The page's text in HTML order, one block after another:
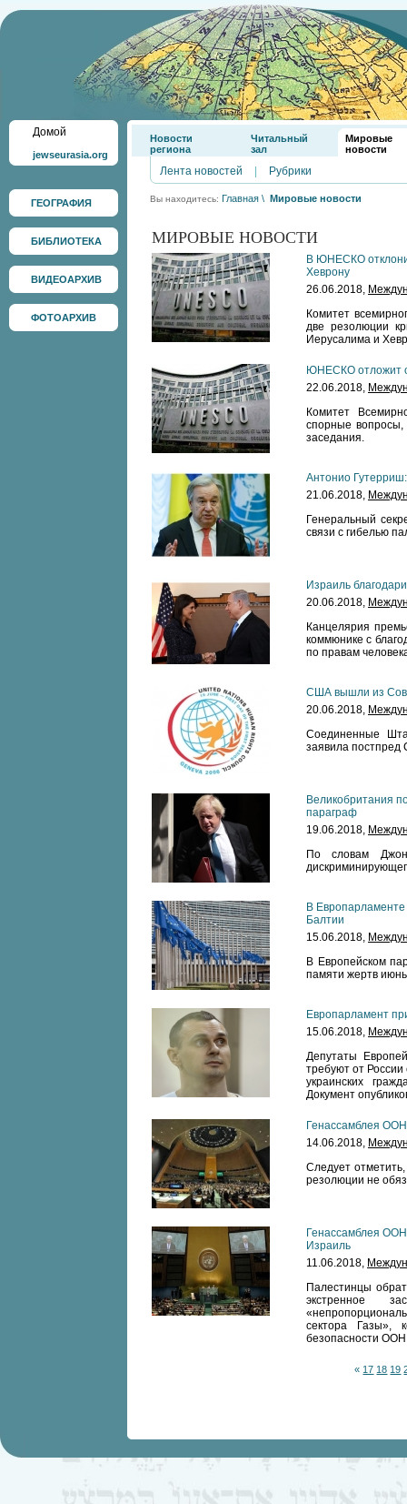
Домой
jewseurasia.org
ГЕОГРАФИЯ
БИБЛИОТЕКА
ВИДЕОАРХИВ
ФОТОАРХИВ
Новости
региона
Читальный
зал
Мировые
новости
Лента новостей Рубрики
Вы находитесь: Главная \ Мировые новости
МИРОВЫЕ НОВОСТИ
В ЮНЕСКО
Хеврону
26.06.2018,
Комитет
две резолюции
Иерусалима и
ЮНЕСКО отложит
22.06.2018,
Комитет
спорные
заседания.
Антонио
21.06.2018,
Генеральный
связи с гибелью
Израиль
20.06.2018,
Канцелярия
коммюнике с
по правам
США вышли из
20.06.2018,
Соединенные
заявила
Великобритания
параграф
19.06.2018,
По словам
В Европарламенте
Балтии
15.06.2018,
В Европейском
памяти жертв
Европарламент
15.06.2018,
Депутаты
требуют от
украинских
Документ
Генассамблея ООН
14.06.2018,
Следует
резолюции не
Генассамблея
Израиль
11.06.2018,
Палестинцы
экстренное
сектора Газы»,
безопасности
« 17 18 19